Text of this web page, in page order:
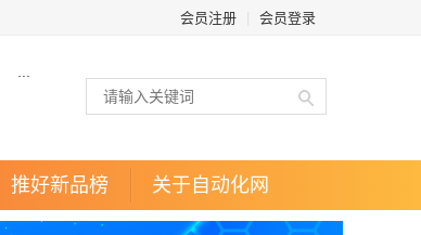
会员注册 会员登录
推好新品榜 关于自动化网